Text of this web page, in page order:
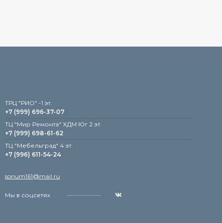
TРЦ "РИО" -1 эт.
+7 (999) 696-37-07
ТЦ "Мир Ремонта" ХДМ Юг 2 эт.
+7 (999) 698-61-62
TЦ "Мебельград" 4 эт.
+7 (996) 611-54-24
sonum161@mail.ru
Мы в соцсетях